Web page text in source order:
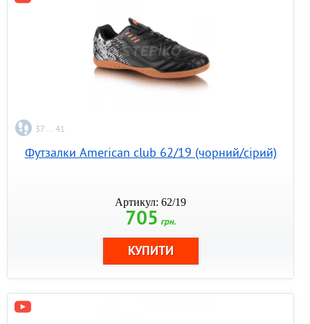
37 ... 41
Футзалки American club 62/19 (чорний/сірий)
Артикул: 62/19
705 грн.